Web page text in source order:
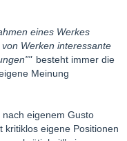
eines Werkes
Werken interessante
besteht immer die
Meinung
eigenem Gusto
kritiklos eigene Positionen